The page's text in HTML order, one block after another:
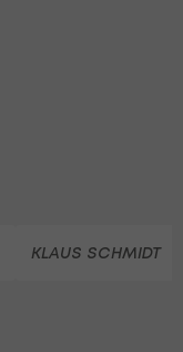
KLAUS SCHMIDT